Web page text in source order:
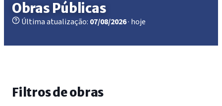
Obras Públicas
Última atualização: 07/08/2026· hoje
Filtros de obras